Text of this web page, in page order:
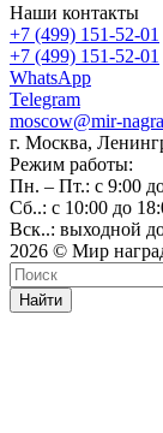
Наши контакты
+7 (499) 151-52-01
+7 (499) 151-52-01
WhatsApp
Telegram
moscow@mir-
г. Москва,
Режим работы:
Пн. – Пт.: с 9:00
Сб..: с 10:00 до
Вск..: выходной
2026 © Мир
Найти